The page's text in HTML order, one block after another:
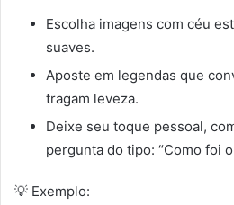
Escolha imagens com céu
suaves.
Aposte em legendas que
tragam leveza.
Deixe seu toque pessoal,
pergunta do tipo: “Como foi
💡 Exemplo: